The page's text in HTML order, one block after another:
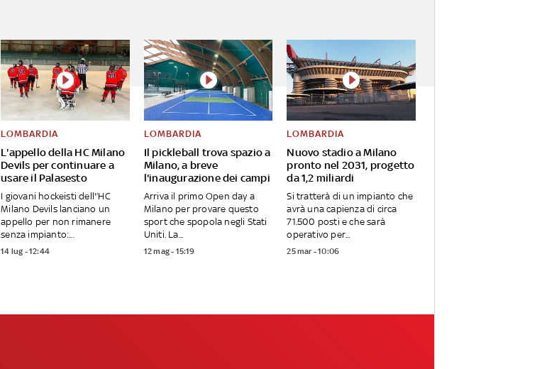
L'appello della HC Milano
Devils per continuare a
usare il Palasesto
LOMBARDIA
I giovani hockeisti dell'’HC
Milano Devils lanciano un
appello per non rimanere
senza impianto:...
14 lug - 12:44
Il pickleball trova spazio a
Milano, a breve
l'inaugurazione dei campi
LOMBARDIA
Arriva il primo Open day a
Milano per provare questo
sport che spopola negli Stati
Uniti. La...
12 mag - 15:19
Nuovo stadio a Milano
pronto nel 2031, progetto
da 1,2 miliardi
LOMBARDIA
Si tratterà di un impianto che
avrà una capienza di circa
71.500 posti e che sarà
operativo per...
25 mar - 10:06